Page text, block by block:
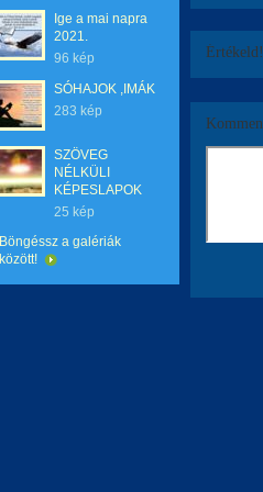
Ige a mai napra
2021.
96 kép
SÓHAJOK ,IMÁK
283 kép
SZÖVEG
NÉLKÜLI
KÉPESLAPOK
25 kép
Böngéssz a galériák
között!
Értékeld!